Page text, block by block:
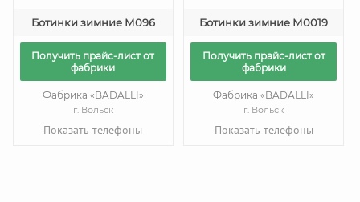
Ботинки зимние М096
Получить прайс-лист от
фабрики
Фабрика «BADALLI»
г. Вольск
Показать телефоны
Ботинки зимние М0019
Получить прайс-лист от
фабрики
Фабрика «BADALLI»
г. Вольск
Показать телефоны